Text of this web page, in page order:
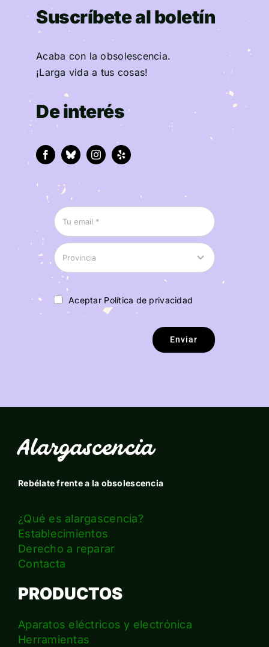
Suscríbete al boletín
Acaba con la obsolescencia.
¡Larga vida a tus cosas!
De interés
Aceptar Política de privacidad
Enviar
Alargascencia
Rebélate frente a la obsolescencia
¿Qué es alargascencia?
Establecimientos
Derecho a reparar
Contacta
PRODUCTOS
Aparatos eléctricos y electrónica
Herramientas